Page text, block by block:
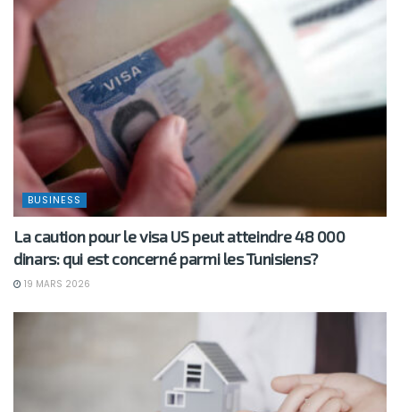
BUSINESS
La caution pour le visa US peut atteindre 48 000
dinars: qui est concerné parmi les Tunisiens?
19 MARS 2026